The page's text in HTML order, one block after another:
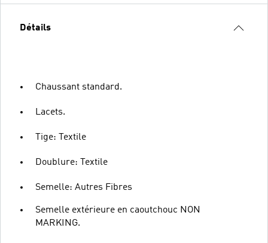
Détails
Chaussant standard.
Lacets.
Tige: Textile
Doublure: Textile
Semelle: Autres Fibres
Semelle extérieure en caoutchouc NON
MARKING.